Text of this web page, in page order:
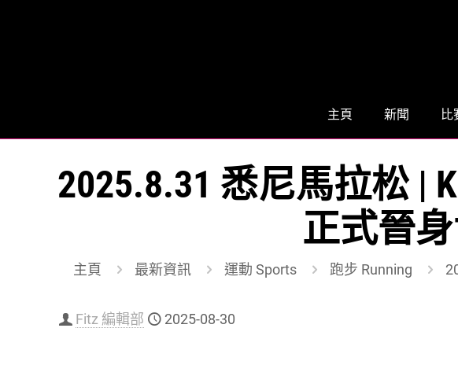
主頁 新聞 比
2025.8.31 悉尼馬拉松 |
正式晉
主頁 最新資訊 運動 Sports 跑步 Running
Fitz 編輯部 2025-08-30